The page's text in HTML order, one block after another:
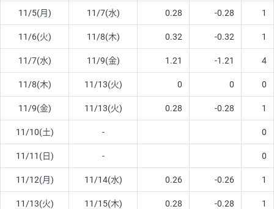
11/5(月) 11/7(水) 0.28 -0.28 1
11/6(火) 11/8(木) 0.32 -0.32 1
11/7(水) 11/9(金) 1.21 -1.21 4
11/8(木) 11/13(火) 0 0 0
11/9(金) 11/13(火) 0.28 -0.28 1
11/10(土) - 0
11/11(日) - 0
11/12(月) 11/14(水) 0.26 -0.26 1
11/13(火) 11/15(木) 0.28 -0.28 1